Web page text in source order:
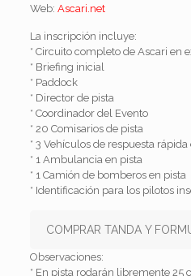
Web: Ascari.net
La inscripción incluye:
* Circuito completo de Ascari en
* Briefing inicial
* Paddock
* Director de pista
* Coordinador del Evento
* 20 Comisarios de pista
* 3 Vehículos de respuesta rápida
* 1 Ambulancia en pista
* 1 Camión de bomberos en pista
* Identificación para los pilotos
COMPRAR TANDA Y
Observaciones:
* En pista rodarán libremente 25